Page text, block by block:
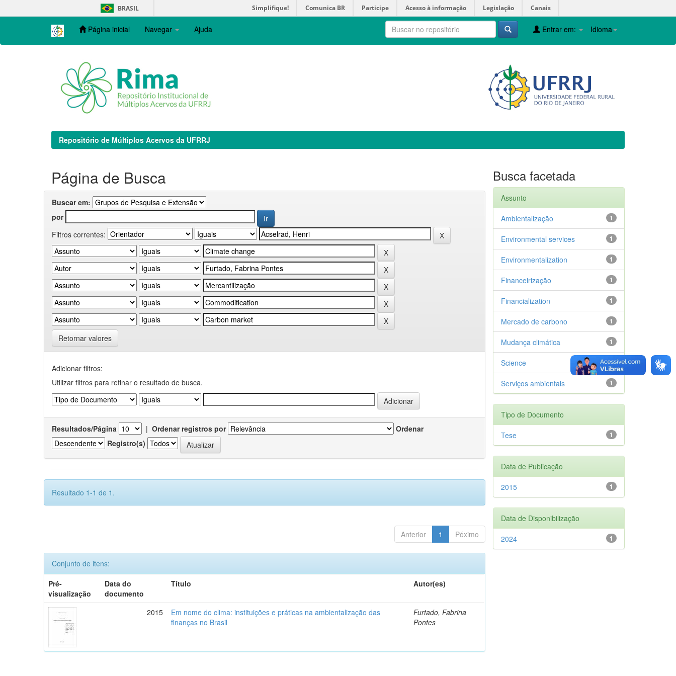
navigation
BRASIL Simplifique! Comunica BR Participe Acesso à informação Legislação Canais
Página inicial Navegar Ajuda Idioma
Entrar em:
Repositório de Múltiplos Acervos da UFRRJ
Página de Busca
Buscar em:
por
Filtros correntes:
Retornar valores
Adicionar filtros:
Utilizar filtros para refinar o resultado de busca.
Resultados/Página | Ordenar registros por
Ordenar
Registro(s)
Resultado 1-1 de 1.
Anterior 1 Póximo
Conjunto de itens:
Pré-
visualização
Data do
documento
Título Autor(es)
2015
Em nome do clima: instituições e práticas na ambientalização das
finanças no Brasil
Furtado, Fabrina
Pontes
Busca facetada
Assunto
1
Ambientalização
1
Environmental services
1
Environmentalization
1
Financeirização
1
Financialization
1
Mercado de carbono
1
Mudança climática
1
Science
1
Serviços ambientais
Tipo de Documento
1
Tese
Data de Publicação
1
2015
Data de Disponibilização
1
2024